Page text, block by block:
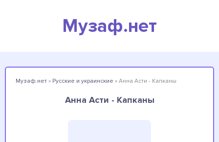
Музаф.нет
Музаф.нет » Русские и украинские » Анна Асти - Капканы
Анна Асти - Капканы